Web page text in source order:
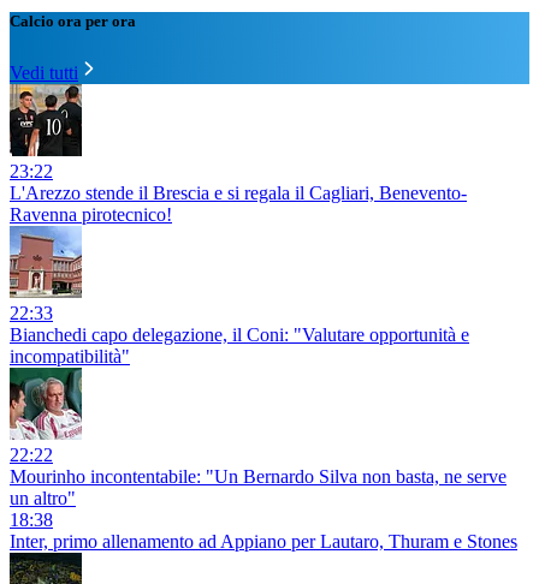
Calcio ora per ora
Vedi tutti
23:22
L'Arezzo stende il Brescia e si regala il Cagliari, Benevento-
Ravenna pirotecnico!
22:33
Bianchedi capo delegazione, il Coni: "Valutare opportunità e
incompatibilità"
22:22
Mourinho incontentabile: "Un Bernardo Silva non basta, ne serve
un altro"
18:38
Inter, primo allenamento ad Appiano per Lautaro, Thuram e Stones